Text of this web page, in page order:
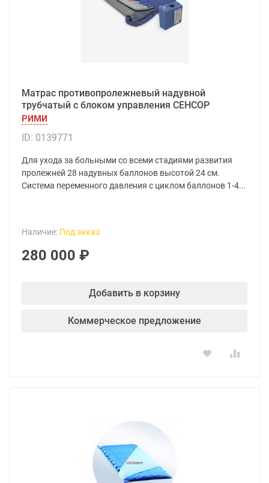
Матрас противопролежневый надувной
трубчатый с блоком управления СЕНСОР
РИМИ
ID: 0139771
Для ухода за больными со всеми стадиями развития
пролежней 28 надувных баллонов высотой 24 см.
Система переменного давления с циклом баллонов 1-4...
Наличие: Под заказ
280 000 ₽
Добавить в корзину
Коммерческое предложение